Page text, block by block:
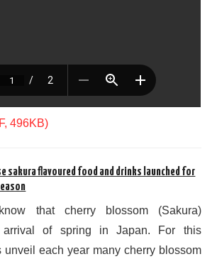
496KB)
sakura flavoured food and drinks launched for
that cherry blossom (Sakura)
arrival of spring in Japan. For this
unveil each year many cherry blossom